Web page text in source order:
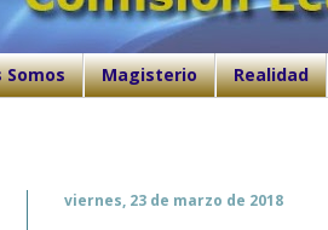
Somos Magisterio Realidad
viernes, 23 de marzo de 2018